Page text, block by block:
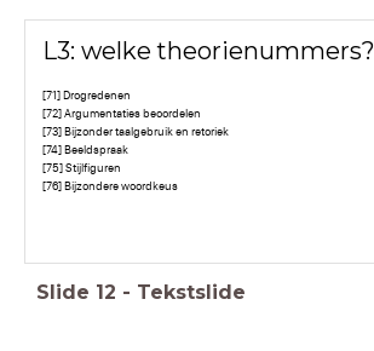
L3: welke theorienummers?
[71] Drogredenen
[72] Argumentaties beoordelen
[73] Bijzonder taalgebruik en retoriek
[74] Beeldspraak
[75] Stijlfiguren
[76] Bijzondere woordkeus
Slide 12 - Tekstslide